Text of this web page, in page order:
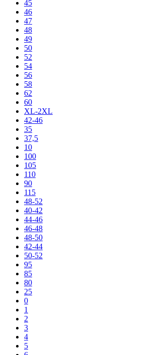
45
46
47
48
49
50
52
54
56
58
62
60
XL-2XL
42-46
35
37,5
10
100
105
110
90
115
48-52
40-42
44-46
46-48
48-50
42-44
50-52
95
85
80
25
0
1
2
3
4
5